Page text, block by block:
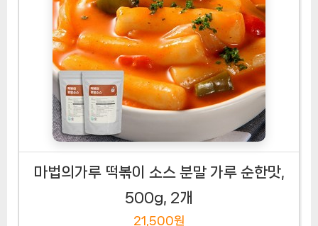
마법의가루 떡볶이 소스 분말 가루 순한맛,
500g, 2개
21,500원